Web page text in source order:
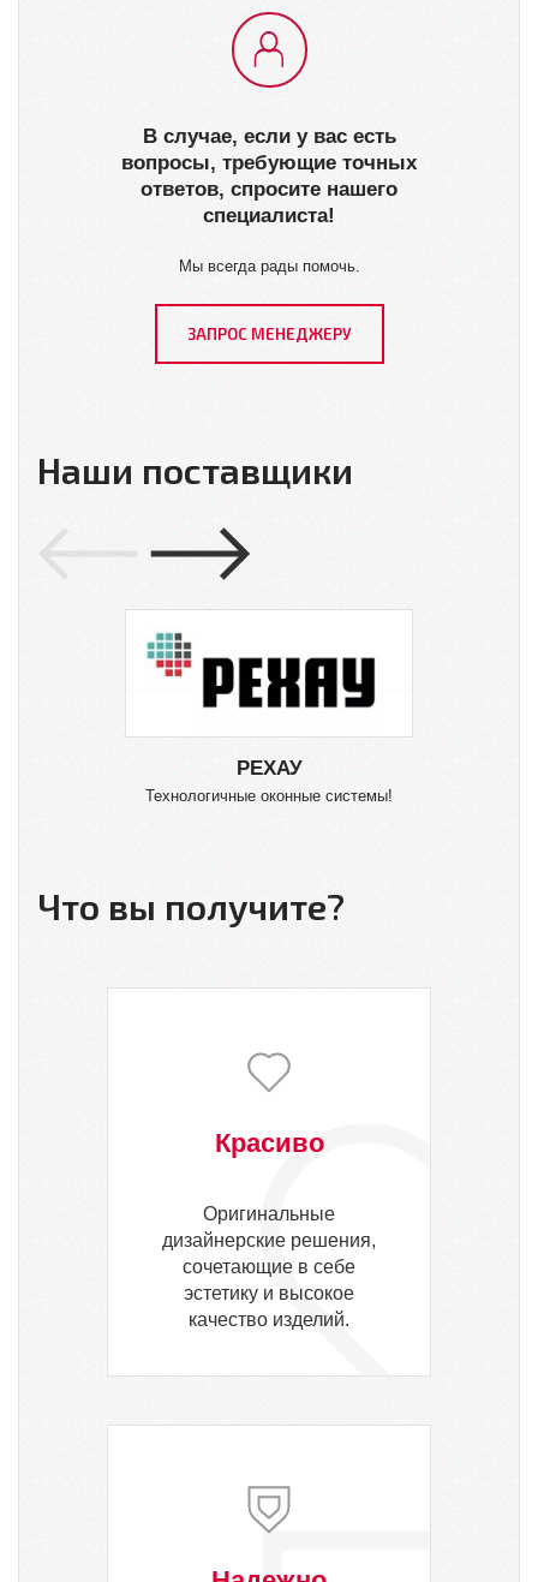
В случае, если у вас есть
вопросы, требующие точных
ответов, спросите нашего
специалиста!
Мы всегда рады помочь.
ЗАПРОС МЕНЕДЖЕРУ
Наши поставщики
РЕХАУ
Технологичные оконные системы!
Что вы получите?
Красиво
Оригинальные
дизайнерские решения,
сочетающие в себе
эстетику и высокое
качество изделий.